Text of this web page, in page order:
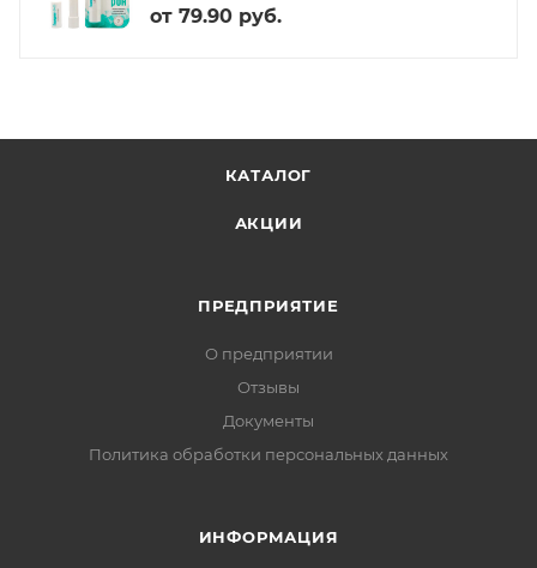
от 79.90 руб.
КАТАЛОГ
АКЦИИ
ПРЕДПРИЯТИЕ
О предприятии
Отзывы
Документы
Политика обработки персональных данных
ИНФОРМАЦИЯ